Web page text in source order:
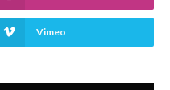
Vimeo